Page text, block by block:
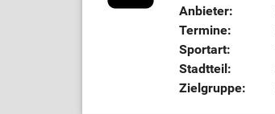
Anbieter:
Termine:
Sportart:
Stadtteil:
Zielgruppe: